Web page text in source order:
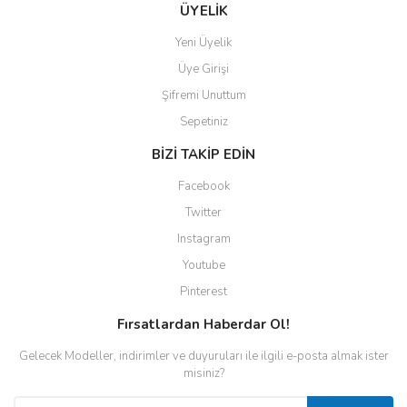
ÜYELİK
Yeni Üyelik
Üye Girişi
Şifremi Unuttum
Sepetiniz
BİZİ TAKİP EDİN
Facebook
Twitter
Instagram
Youtube
Pinterest
Fırsatlardan Haberdar Ol!
Gelecek Modeller, indirimler ve duyuruları ile ilgili e-posta almak ister
misiniz?